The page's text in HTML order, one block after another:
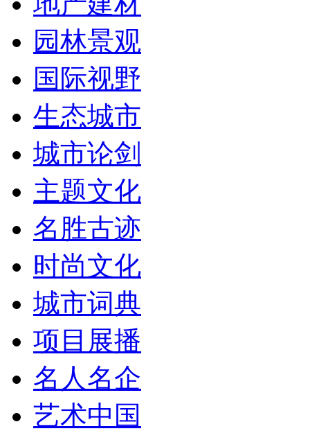
园林景观
国际视野
生态城市
城市论剑
主题文化
名胜古迹
时尚文化
城市词典
项目展播
名人名企
艺术中国